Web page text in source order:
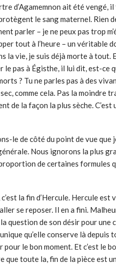
d’Agamemnon ait été vengé,
le sang maternel. Rien
parler – je ne peux pas trop
tout à l’heure – un véritable
la vie, je suis déjà morte à tout.
pas à Égisthe, il lui dit, est-ce
? Tu ne parles pas à des
comme cela. Pas la moindre
de la façon la plus sèche.
le de côté du point de vue
Nous ignorons la plus
de certaines formules
c’est la fin d’Hercule. Hercule
se reposer. Il en a fini.
question de son désir pour une
qu’elle conserve là depuis
pour le bon moment. Et c’est le
que toute la, fin de la pièce est